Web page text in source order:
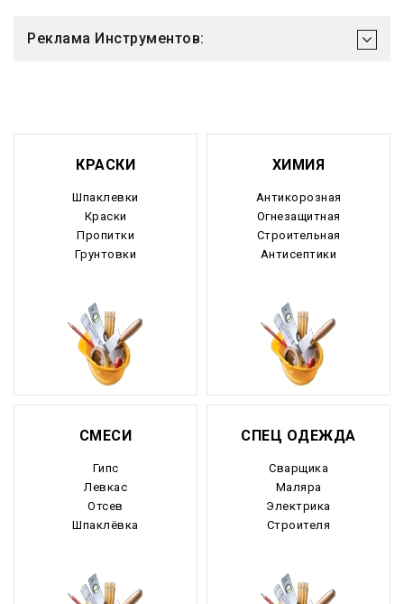
Реклама Инструментов:
КРАСКИ
Шпаклевки
Краски
Пропитки
Грунтовки
ХИМИЯ
Антикорозная
Огнезащитная
Строительная
Антисептики
СМЕСИ
Гипс
Левкас
Отсев
Шпаклёвка
СПЕЦ ОДЕЖДА
Сварщика
Маляра
Электрика
Строителя